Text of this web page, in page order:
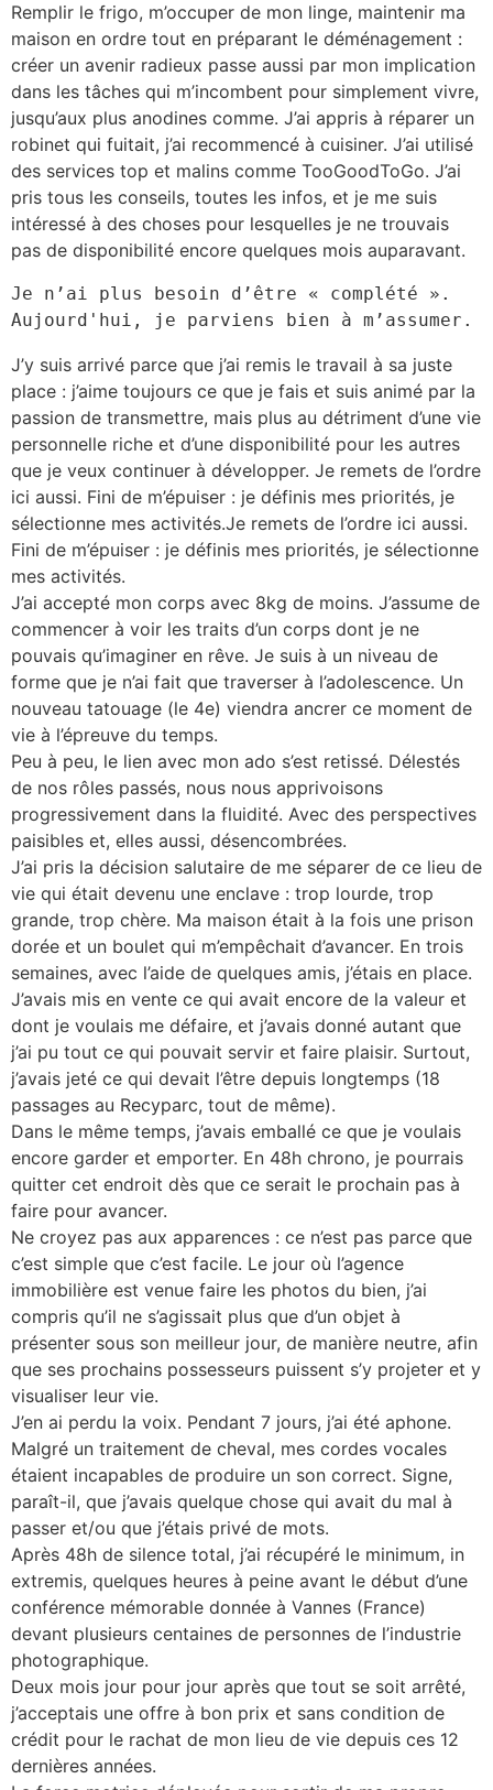
Remplir le frigo, m’occuper de mon linge, maintenir ma
maison en ordre tout en préparant le déménagement :
créer un avenir radieux passe aussi par mon implication
dans les tâches qui m’incombent pour simplement vivre,
jusqu’aux plus anodines comme. J’ai appris à réparer un
robinet qui fuitait, j’ai recommencé à cuisiner. J’ai utilisé
des services top et malins comme TooGoodToGo. J’ai
pris tous les conseils, toutes les infos, et je me suis
intéressé à des choses pour lesquelles je ne trouvais
pas de disponibilité encore quelques mois auparavant.
Je n’ai plus besoin d’être « complété ».
Aujourd'hui, je parviens bien à m’assumer.
J’y suis arrivé parce que j’ai remis le travail à sa juste
place : j’aime toujours ce que je fais et suis animé par la
passion de transmettre, mais plus au détriment d’une vie
personnelle riche et d’une disponibilité pour les autres
que je veux continuer à développer. Je remets de l’ordre
ici aussi. Fini de m’épuiser : je définis mes priorités, je
sélectionne mes activités.Je remets de l’ordre ici aussi.
Fini de m’épuiser : je définis mes priorités, je sélectionne
mes activités.
J’ai accepté mon corps avec 8kg de moins. J’assume de
commencer à voir les traits d’un corps dont je ne
pouvais qu’imaginer en rêve. Je suis à un niveau de
forme que je n’ai fait que traverser à l’adolescence. Un
nouveau tatouage (le 4e) viendra ancrer ce moment de
vie à l’épreuve du temps.
Peu à peu, le lien avec mon ado s’est retissé. Délestés
de nos rôles passés, nous nous apprivoisons
progressivement dans la fluidité. Avec des perspectives
paisibles et, elles aussi, désencombrées.
J’ai pris la décision salutaire de me séparer de ce lieu de
vie qui était devenu une enclave : trop lourde, trop
grande, trop chère. Ma maison était à la fois une prison
dorée et un boulet qui m’empêchait d’avancer. En trois
semaines, avec l’aide de quelques amis, j’étais en place.
J’avais mis en vente ce qui avait encore de la valeur et
dont je voulais me défaire, et j’avais donné autant que
j’ai pu tout ce qui pouvait servir et faire plaisir. Surtout,
j’avais jeté ce qui devait l’être depuis longtemps (18
passages au Recyparc, tout de même).
Dans le même temps, j’avais emballé ce que je voulais
encore garder et emporter. En 48h chrono, je pourrais
quitter cet endroit dès que ce serait le prochain pas à
faire pour avancer.
Ne croyez pas aux apparences : ce n’est pas parce que
c’est simple que c’est facile. Le jour où l’agence
immobilière est venue faire les photos du bien, j’ai
compris qu’il ne s’agissait plus que d’un objet à
présenter sous son meilleur jour, de manière neutre, afin
que ses prochains possesseurs puissent s’y projeter et y
visualiser leur vie.
J’en ai perdu la voix. Pendant 7 jours, j’ai été aphone.
Malgré un traitement de cheval, mes cordes vocales
étaient incapables de produire un son correct. Signe,
paraît-il, que j’avais quelque chose qui avait du mal à
passer et/ou que j’étais privé de mots.
Après 48h de silence total, j’ai récupéré le minimum, in
extremis, quelques heures à peine avant le début d’une
conférence mémorable donnée à Vannes (France)
devant plusieurs centaines de personnes de l’industrie
photographique.
Deux mois jour pour jour après que tout se soit arrêté,
j’acceptais une offre à bon prix et sans condition de
crédit pour le rachat de mon lieu de vie depuis ces 12
dernières années.